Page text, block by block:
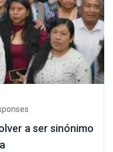
a ser sinónimo